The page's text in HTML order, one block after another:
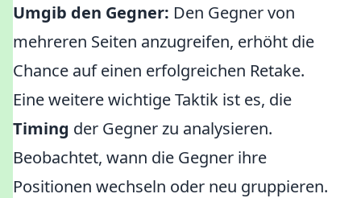
Umgib den Gegner: Den Gegner von
mehreren Seiten anzugreifen, erhöht die
Chance auf einen erfolgreichen Retake.
Eine weitere wichtige Taktik ist es, die
Timing der Gegner zu analysieren.
Beobachtet, wann die Gegner ihre
Positionen wechseln oder neu gruppieren.